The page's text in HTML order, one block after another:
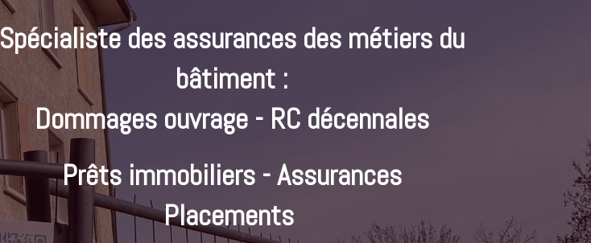
Spécialiste des assurances des métiers du
bâtiment :
Dommages ouvrage - RC décennales
Prêts immobiliers - Assurances
Placements